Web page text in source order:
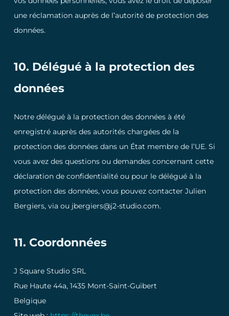
une réclamation auprès de l’autorité de protection des
données.
10. Délégué à la protection des
données
Notre délégué à la protection des données à été
enregistré auprès des autorités chargées de la
protection des données dans un État membre de l’UE. Si
vous avez des questions ou demandes concernant cette
déclaration de confidentialité ou pour le délégué à la
protection des données, vous pouvez contacter Julien
Bergiers, via ou jbergiers@j2-studio.com.
11. Coordonnées
J Square Studio SRL
Rue Haute 44a, 1435 Mont-Saint-Guibert
Belgique